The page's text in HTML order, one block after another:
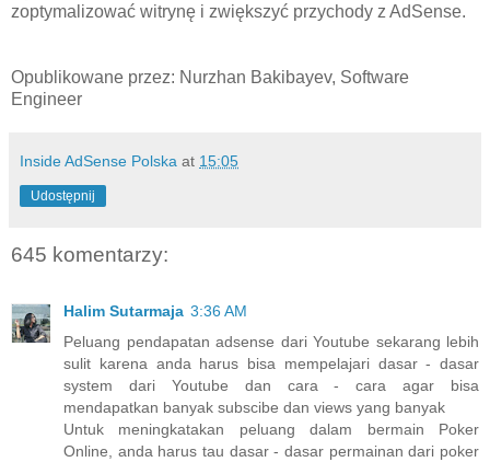
zoptymalizować witrynę i zwiększyć przychody z AdSense.
Opublikowane przez: Nurzhan Bakibayev, Software
Engineer
Inside AdSense Polska at 15:05
Udostępnij
645 komentarzy:
Halim Sutarmaja 3:36 AM
Peluang pendapatan adsense dari Youtube sekarang lebih
sulit karena anda harus bisa mempelajari dasar - dasar
system dari Youtube dan cara - cara agar bisa
mendapatkan banyak subscibe dan views yang banyak
Untuk meningkatakan peluang dalam bermain Poker
Online, anda harus tau dasar - dasar permainan dari poker